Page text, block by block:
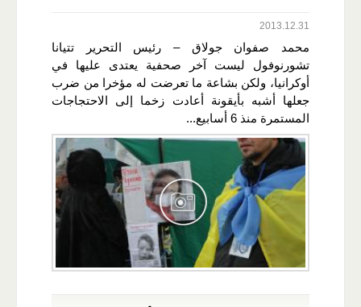
2013.12.31
محمد صفوان جولاق – رئيس التحرير تتيانا
تشورنوفول ليست آخر صحفية يعتدى عليها في
أوكرانيا، ولكن بشاعة ما تعرضت له مؤخرا من ضرب
جعلها أشبه بأيقونة أعادت زخما إلى الاحتجاجات
المستمرة منذ 6 أسابيع...